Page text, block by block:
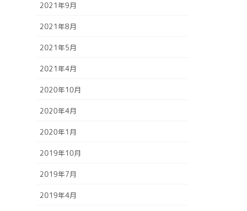
2021年9月
2021年8月
2021年5月
2021年4月
2020年10月
2020年4月
2020年1月
2019年10月
2019年7月
2019年4月